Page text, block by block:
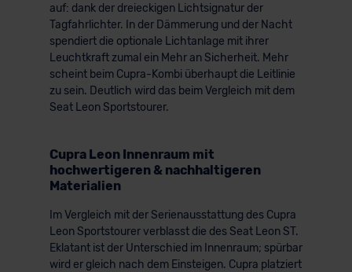
auf: dank der dreieckigen Lichtsignatur der
Tagfahrlichter. In der Dämmerung und der Nacht
spendiert die optionale Lichtanlage mit ihrer
Leuchtkraft zumal ein Mehr an Sicherheit. Mehr
scheint beim Cupra-Kombi überhaupt die Leitlinie
zu sein. Deutlich wird das beim Vergleich mit dem
Seat Leon Sportstourer.
Cupra Leon Innenraum mit
hochwertigeren & nachhaltigeren
Materialien
Im Vergleich mit der Serienausstattung des Cupra
Leon Sportstourer verblasst die des Seat Leon ST.
Eklatant ist der Unterschied im Innenraum; spürbar
wird er gleich nach dem Einsteigen. Cupra platziert